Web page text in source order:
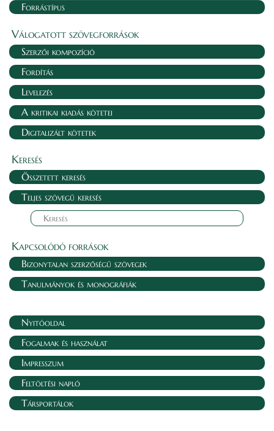
Forrástípus
Válogatott szövegforrások
Szerzői kompozíció
Fordítás
Levelezés
A kritikai kiadás kötetei
Digitalizált kötetek
Keresés
Összetett keresés
Teljes szövegű keresés
Kapcsolódó források
Bizonytalan szerzőségű szövegek
Tanulmányok és monográfiák
Nyitóoldal
Fogalmak és használat
Impresszum
Feltöltési napló
Társportálok